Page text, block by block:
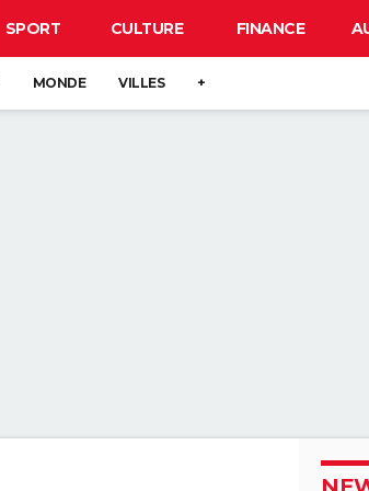
SPORT CULTURE FINANCE
MONDE VILLES +